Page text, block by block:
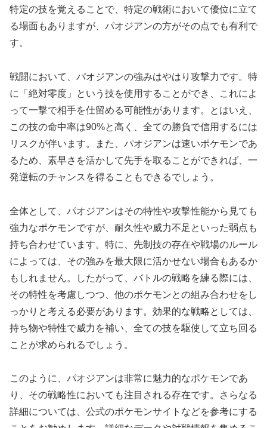
特定の技を覚えることで、特定の戦術において優位に立て
る場面もありますが、パオジアンの方がその点でも有利で
す。
戦闘において、パオジアンの強みはやはり攻撃力です。特
に「絶対零度」という技を使用することができ、これによ
って一撃で相手を仕留める可能性があります。とはいえ、
この技の命中率は90%と高く、全ての勝負で信用するには
リスクが伴います。また、パオジアンは速いポケモンであ
るため、素早さを活かして先手を取ることができれば、一
発逆転のチャンスを得ることもできるでしょう。
全体として、パオジアンはその特性や攻撃性能から見ても
強力なポケモンですが、耐久性や威力不足といった弱点も
持ち合わせています。特に、先制技の存在や戦場のルール
によっては、その強みを最大限に活かせない場合もあるか
もしれません。したがって、バトルの戦略を練る際には、
その特性を考慮しつつ、他のポケモンとの組み合わせをし
っかりと考える必要があります。効果的な戦略としては、
持ち物や特性で威力を補い、全ての技を駆使して立ち回る
ことが求められるでしょう。
このように、パオジアンは非常に魅力的なポケモンであ
り、その戦略性においても注目される存在です。さらなる
詳細については、公式のポケモンサイトなどを参考にする